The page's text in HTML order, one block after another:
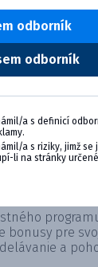
RCP lyofiliz...
details
bonusy pre
a
odborník
odborník
a s definicí
a s riziky, jimž se
li na stránky